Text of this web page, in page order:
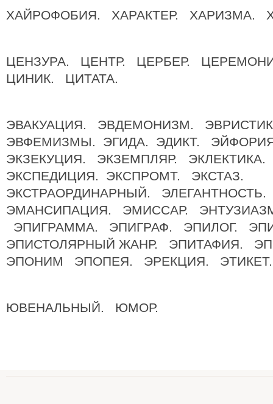
ХАЙРОФОБИЯ. ХАРАКТЕР. ХАРИЗМА.
ЦЕНЗУРА. ЦЕНТР. ЦЕРБЕР.
ЦИНИК. ЦИТАТА.
ЭВАКУАЦИЯ. ЭВДЕМОНИЗМ.
ЭВФЕМИЗМЫ. ЭГИДА. ЭДИКТ.
ЭКЗЕКУЦИЯ. ЭКЗЕМПЛЯР.
ЭКСПЕДИЦИЯ. ЭКСПРОМТ. ЭКСТАЗ.
ЭКСТРАОРДИНАРНЫЙ.
ЭМАНСИПАЦИЯ. ЭМИССАР.
ЭПИГРАММА. ЭПИГРАФ. ЭПИЛОГ.
ЭПИСТОЛЯРНЫЙ ЖАНР. ЭПИТАФИЯ.
ЭПОНИМ ЭПОПЕЯ. ЭРЕКЦИЯ.
ЮВЕНАЛЬНЫЙ. ЮМОР.